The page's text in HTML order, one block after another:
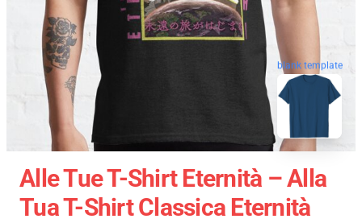
blank template
Alle Tue T-Shirt Eternità – Alla
Tua T-Shirt Classica Eternità